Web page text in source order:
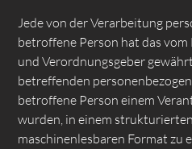
Jede von der Verarbeitung
betroffene Person hat das
und Verordnungsgeber
betreffenden
betroffene Person einem
wurden, in einem
maschinenlesbaren Format zu